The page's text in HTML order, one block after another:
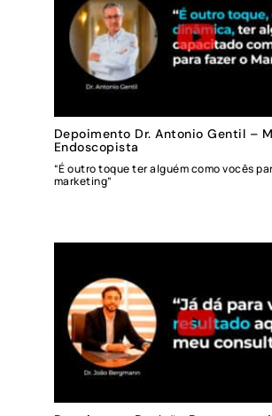
Depoimento Dr. Antonio Gentil –
Endoscopista
“É outro toque ter alguém como vocês
marketing”